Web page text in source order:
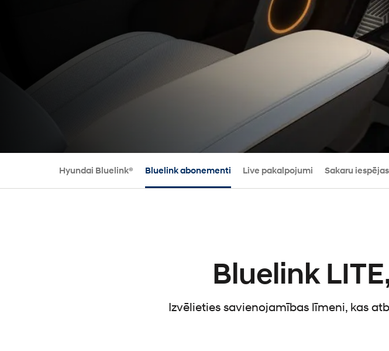
Hyundai Bluelink® Bluelink abonementi Live pakalpojumi Sakaru iespējas
Bluelink
Izvēlieties savienojamības līmeni, kas